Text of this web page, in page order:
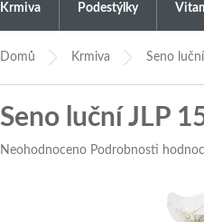
Krmiva Podestýlky
Domů Krmiva Seno
Seno luční JLP
Průměrné
Neohodnoceno Podrobnosti